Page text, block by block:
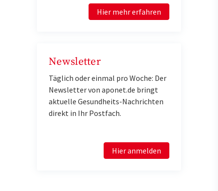
Hier mehr erfahren
Newsletter
Täglich oder einmal pro Woche: Der
Newsletter von aponet.de bringt
aktuelle Gesundheits-Nachrichten
direkt in Ihr Postfach.
Hier anmelden